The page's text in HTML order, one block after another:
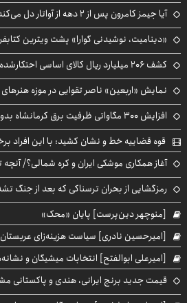
آیا جیمز کامرون پس از ۲ دهه از آواتار دل می‌کند؟
«دینامیت، نوشیدنی گوارا» پشت ویترین
کشف ۲۰۶ میلیارد ریال کالای اساسی احتکارشده در اردبیل
نمایش «اربعین» ناصر تقوایی در موزه
افزایش ۳۰۰ مگاواتی ظرفیت برق کرمانشاه بدون مصرف سوخت
قوه قضاییه خط و نشان کشید: با این افراد
آغاز همکاری موشکی ایران و کره شمالی؟/
رمزگشایی از بحران ترسناکی که بعد از جنگ
[منوچهر دین‌پرست] پایان «محک»
[امیرحسین نادری] سیاست هزینه‌زای عربستان
[امیرعلی ابوالفتح] انتخابات میشیگان و
قیمت جدید برنج ایرانی، هندی و